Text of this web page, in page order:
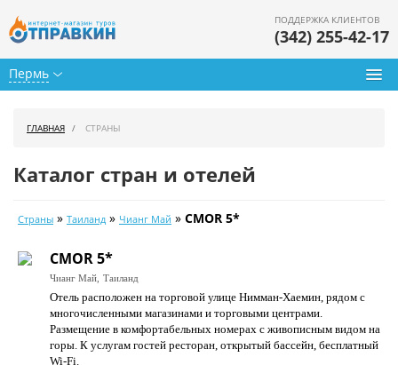
Пермь
ПОДДЕРЖКА КЛИЕНТОВ
(342) 255-42-17
Календарь туров
Цены дня
Страны
Как купить
ГЛАВНАЯ СТРАНЫ
Каталог стран и отелей
Страны » Таиланд » Чианг Май » CMOR 5*
CMOR 5*
Чианг Май, Таиланд
Отель расположен на торговой улице Нимман-Хаемин, рядом с
многочисленными магазинами и торговыми центрами.
Размещение в комфортабельных номерах с живописным видом на
горы. К услугам гостей ресторан, открытый бассейн, бесплатный
Wi-Fi.